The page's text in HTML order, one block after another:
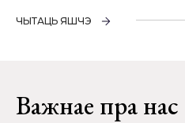
ЧЫТАЦЬ ЯШЧЭ
Важнае пра нас